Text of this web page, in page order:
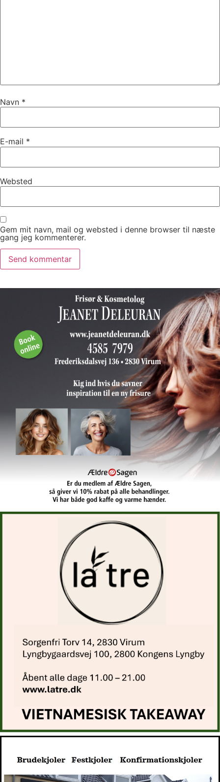
Navn *
E-mail *
Websted
Gem mit navn, mail og websted i denne browser til næste
gang jeg kommenterer.